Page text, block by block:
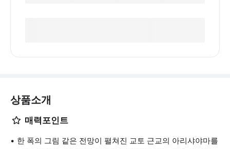
상품소개
매력포인트
한 폭의 그림 같은 전망이 펼쳐진 교토 근교의 아리샤야마를